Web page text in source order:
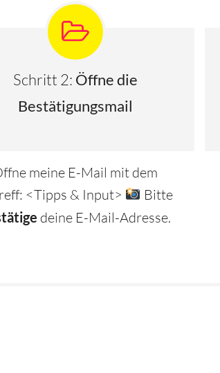
Schritt 2: Öffne die
Bestätigungsmail
meine E-Mail mit dem
<Tipps & Input>
Bitte
deine E-Mail-Adresse.